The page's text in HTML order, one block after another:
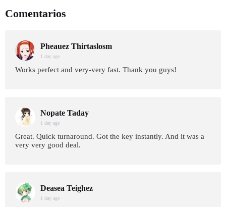
Comentarios
Pheauez Thirtaslosm
1 day age
Works perfect and very-very fast. Thank you guys!
Nopate Taday
1 day age
Great. Quick turnaround. Got the key instantly. And it was a
very very good deal.
Deasea Teighez
1 day age